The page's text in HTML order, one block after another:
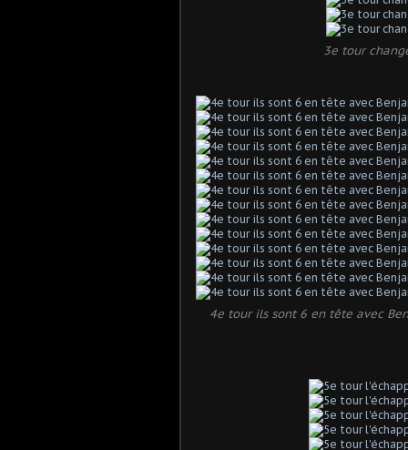
3e tour
4e tour ils sont 6 en tête avec